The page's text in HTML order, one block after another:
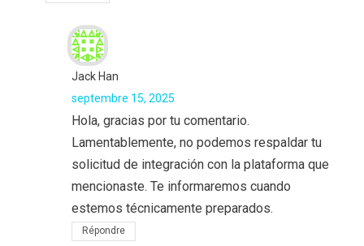
Jack Han
septembre 15, 2025
Hola, gracias por tu comentario.
Lamentablemente, no podemos respaldar tu
solicitud de integración con la plataforma que
mencionaste. Te informaremos cuando
estemos técnicamente preparados.
Répondre